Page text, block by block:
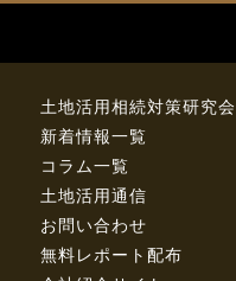
土地活用相続対策研究会
新着情報一覧
コラム一覧
土地活用通信
お問い合わせ
無料レポート配布